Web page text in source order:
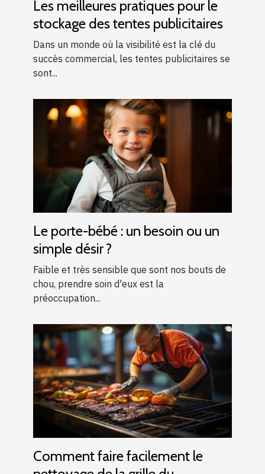
Les meilleures pratiques pour le
stockage des tentes publicitaires
Dans un monde où la visibilité est la clé du
succès commercial, les tentes publicitaires se
sont...
Le porte-bébé : un besoin ou un
simple désir ?
Faible et très sensible que sont nos bouts de
chou, prendre soin d'eux est la
préoccupation...
Comment faire facilement le